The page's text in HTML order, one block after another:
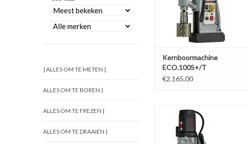
| ALLES OM TE METEN |
ALLES OM TE BOREN |
ALLES OM TE FREZEN |
ALLES OM TE DRAAIEN |
Kernboormachine
ECO.100S+/T
€2.165,00
Magneet kernboormachine,
kernboren max. dia 80 millimeter,
voedingsbron spanning 220 - 240
Volt, draairichting rechtsom.